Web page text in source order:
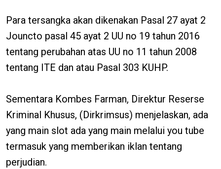
Para tersangka akan dikenakan Pasal 27 ayat 2
Jouncto pasal 45 ayat 2 UU no 19 tahun 2016
tentang perubahan atas UU no 11 tahun 2008
tentang ITE dan atau Pasal 303 KUHP.
Sementara Kombes Farman, Direktur Reserse
Kriminal Khusus, (Dirkrimsus) menjelaskan, ada
yang main slot ada yang main melalui you tube
termasuk yang memberikan iklan tentang
perjudian.